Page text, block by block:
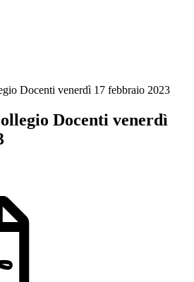
Docenti venerdì 17 febbraio 2023
Docenti venerdì